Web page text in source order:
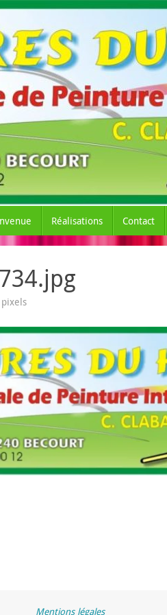
Réalisations Contact
pixels
Mentions légales